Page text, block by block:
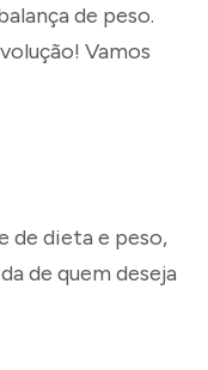
de peso.
Vamos
de dieta e peso,
de quem deseja